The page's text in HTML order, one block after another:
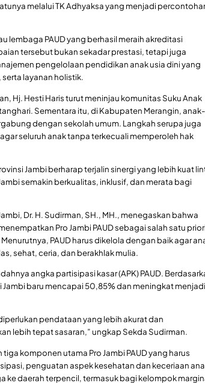
melalui TK Adhyaksa yang menjadi
lembaga PAUD yang berhasil meraih akreditasi
tersebut bukan sekadar prestasi, tetapi juga
pengelolaan pendidikan anak usia dini yang
layanan holistik.
Hj. Hesti Haris turut meninjau komunitas Suku Anak
Sementara itu, di Kabupaten Merangin, anak-
dengan sekolah umum. Langkah serupa juga
seluruh anak tanpa terkecuali memperoleh hak
Jambi berharap terjalin sinergi yang lebih kuat
semakin berkualitas, inklusif, dan merata bagi
Dr. H. Sudirman, SH., MH., menegaskan bahwa
Pro Jambi PAUD sebagai salah satu
PAUD harus dikelola dengan baik agar
sehat, ceria, dan berakhlak mulia.
angka partisipasi kasar (APK) PAUD.
baru mencapai 50,85% dan meningkat menjadi
pendataan yang lebih akurat dan
lebih tepat sasaran,” ungkap Sekda Sudirman.
komponen utama Pro Jambi PAUD yang harus
penguatan aspek kesehatan dan keceriaan
ke daerah terpencil, termasuk bagi kelompok